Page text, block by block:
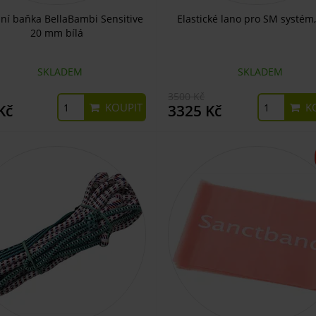
baňka BellaBambi Sensitive
20 mm bílá
SKLADEM
KOUPIT
Elastické lano pro SM
SKLADEM
3325 Kč